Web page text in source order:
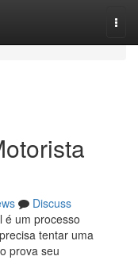
Discuss
é um processo
tentar uma
prova seu